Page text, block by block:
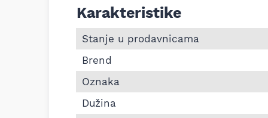
Informacije o Pk kaiš Continental 6PK1080
Karakteristike
Stanje u prodavnicama
Brend
Oznaka
Dužina